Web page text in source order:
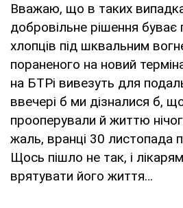
Вважаю, що в таких
добровільне рішення
хлопців під шквальним
пораненого на новий
на БТРі вивезуть для
ввечері б ми дізналися б,
прооперували й життю
жаль, вранці 30 листопада
Щось пішло не так, і
врятувати його життя…